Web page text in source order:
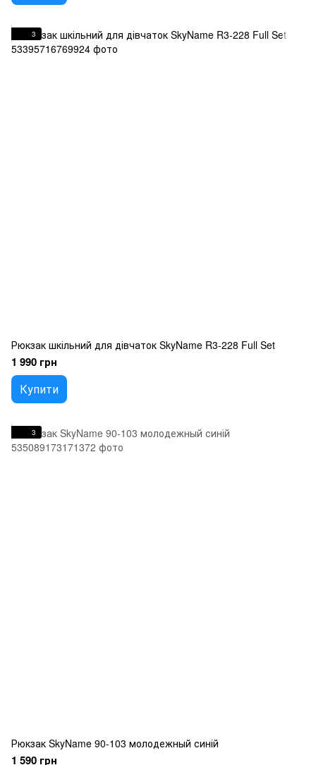
3
Рюкзак шкільний для дівчаток SkyName R3-228 Full Set
1 990 грн
Купити
3
Рюкзак SkyName 90-103 молодежный синій
1 590 грн